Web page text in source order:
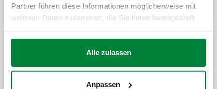
Partner führen diese Informationen möglicherweise mit
weiteren Daten zusammen, die Sie ihnen bereitgestellt
haben oder die sie im Rahmen Ihrer Nutzung der Dienste
gesammelt haben.
Alle zulassen
Anpassen
DIRTMAG®PRO, Pot de décantation avec
double aimant pour débits élevés.